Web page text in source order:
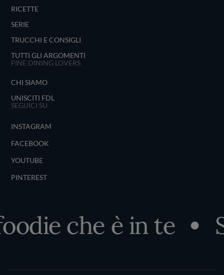
RICETTE
SERIE
TRUCCHI E CONSIGLI
TUTTI GLI ARGOMENTI
FINE DINING LOVERS
CHI SIAMO
UNISCITI FDL
SEGUICI SU
INSTAGRAM
FACEBOOK
YOUTUBE
PINTEREST
che è in te